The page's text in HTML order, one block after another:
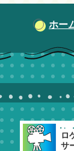
ホー
ロ
サ